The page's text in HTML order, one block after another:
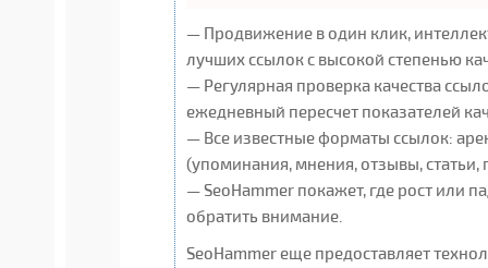
— Продвижение в один клик,
лучших ссылок с высокой степенью
— Регулярная проверка качества
ежедневный пересчет показателей
— Все известные форматы ссылок:
(упоминания, мнения, отзывы, статьи,
— SeoHammer покажет, где рост или
обратить внимание.
SeoHammer еще предоставляет